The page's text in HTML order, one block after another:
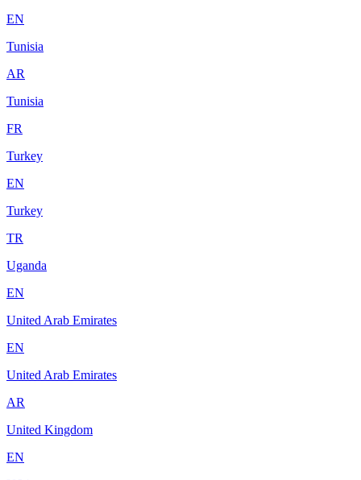
EN
Tunisia
AR
Tunisia
FR
Turkey
EN
Turkey
TR
Uganda
EN
United Arab Emirates
EN
United Arab Emirates
AR
United Kingdom
EN